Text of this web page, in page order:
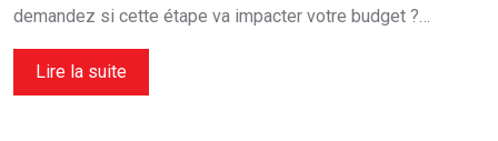
demandez si cette étape va impacter votre budget ?…
Lire la suite